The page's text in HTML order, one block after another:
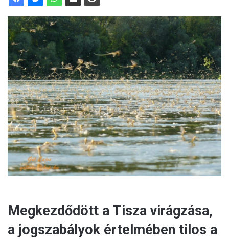
a
n
m
a
i
l
Megkezdődött a Tisza virágzása,
a jogszabályok értelmében tilos a